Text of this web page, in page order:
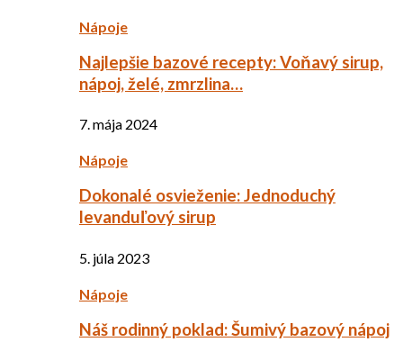
Nápoje
Najlepšie bazové recepty: Voňavý sirup,
nápoj, želé, zmrzlina…
7. mája 2024
Nápoje
Dokonalé osvieženie: Jednoduchý
levanduľový sirup
5. júla 2023
Nápoje
Náš rodinný poklad: Šumivý bazový nápoj